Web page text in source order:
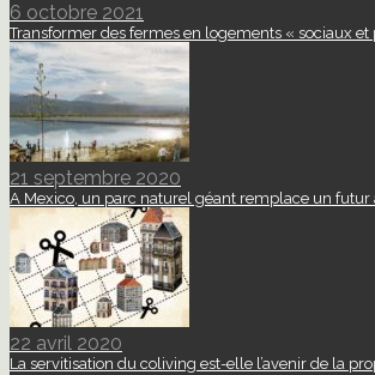
6 octobre 2021
Transformer des fermes en logements « sociaux et
21 septembre 2020
A Mexico, un parc naturel géant remplace un futur
22 avril 2020
La servitisation du coliving est-elle l’avenir de la